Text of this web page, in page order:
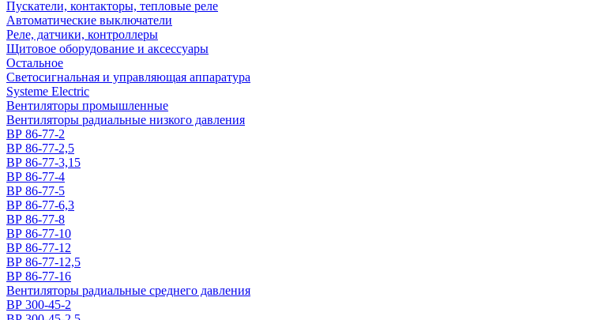
Пускатели, контакторы, тепловые реле
Автоматические выключатели
Реле, датчики, контроллеры
Щитовое оборудование и аксессуары
Остальное
Светосигнальная и управляющая аппаратура
Systeme Electric
Вентиляторы промышленные
Вентиляторы радиальные низкого давления
ВР 86-77-2
ВР 86-77-2,5
ВР 86-77-3,15
ВР 86-77-4
ВР 86-77-5
ВР 86-77-6,3
ВР 86-77-8
ВР 86-77-10
ВР 86-77-12
ВР 86-77-12,5
ВР 86-77-16
Вентиляторы радиальные среднего давления
ВР 300-45-2